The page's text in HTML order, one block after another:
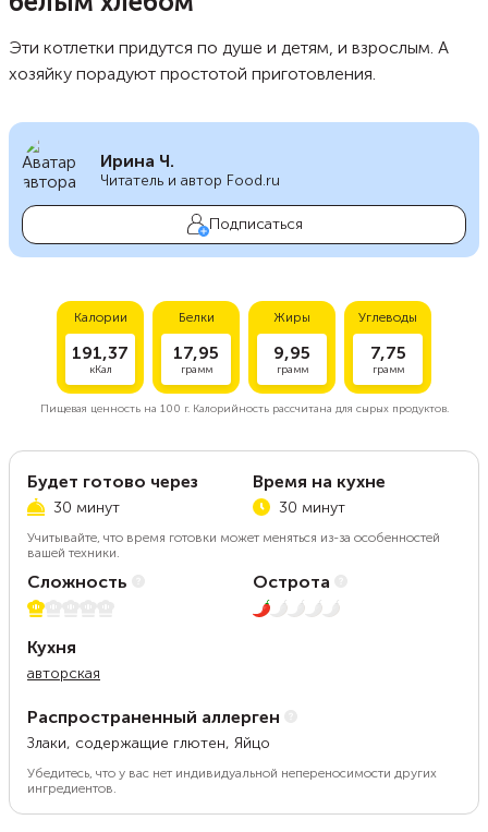
Эти котлетки придутся по душе и детям, и взрослым. А
хозяйку порадуют простотой приготовления.
Ирина Ч.
Читатель и автор Food.ru
Подписаться
Калории
191,37
кКал
Белки
17,95
грамм
Жиры
9,95
грамм
Углеводы
7,75
грамм
Пищевая ценность на 100 г.Калорийность рассчитана для сырых продуктов.
Будет готово через
30 минут
Время на кухне
30 минут
Учитывайте, что время готовки может меняться из-за особенностей
вашей техники.
Сложность
1 из 5
Острота
1 из 5
Кухня
авторская
Распространенный аллерген
Злаки, содержащие глютен, Яйцо
Убедитесь, что у вас нет индивидуальной непереносимости других
ингредиентов.